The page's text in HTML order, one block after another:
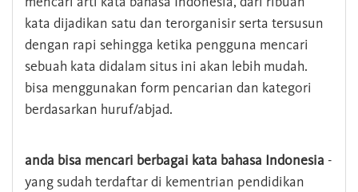
kata dijadikan satu dan terorganisir serta tersusun
dengan rapi sehingga ketika pengguna mencari
sebuah kata didalam situs ini akan lebih mudah.
bisa menggunakan form pencarian dan kategori
berdasarkan huruf/abjad.
anda bisa mencari berbagai kata bahasa Indonesia -
yang sudah terdaftar di kementrian pendidikan